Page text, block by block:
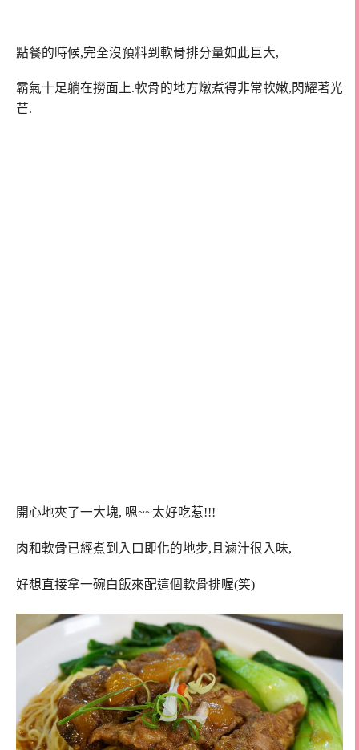
點餐的時候,完全沒預料到軟骨排分量如此巨大,
霸氣十足躺在撈面上.軟骨的地方燉煮得非常軟嫩,閃耀著光
芒.
開心地夾了一大塊, 嗯~~太好吃惹!!!
肉和軟骨已經煮到入口即化的地步,且滷汁很入味,
好想直接拿一碗白飯來配這個軟骨排喔(笑)